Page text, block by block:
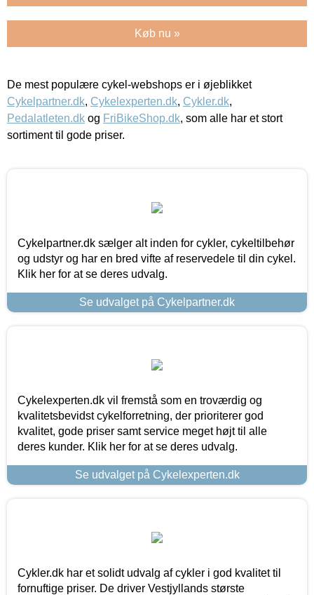
Køb nu »
De mest populære cykel-webshops er i øjeblikket
Cykelpartner.dk, Cykelexperten.dk, Cykler.dk,
Pedalatleten.dk og FriBikeShop.dk, som alle har et stort
sortiment til gode priser.
Cykelpartner.dk sælger alt inden for cykler, cykeltilbehør
og udstyr og har en bred vifte af reservedele til din cykel.
Klik her for at se deres udvalg.
Se udvalget på Cykelpartner.dk
Cykelexperten.dk vil fremstå som en troværdig og
kvalitetsbevidst cykelforretning, der prioriterer god
kvalitet, gode priser samt service meget højt til alle
deres kunder. Klik her for at se deres udvalg.
Se udvalget på Cykelexperten.dk
Cykler.dk har et solidt udvalg af cykler i god kvalitet til
fornuftige priser. De driver Vestjyllands største